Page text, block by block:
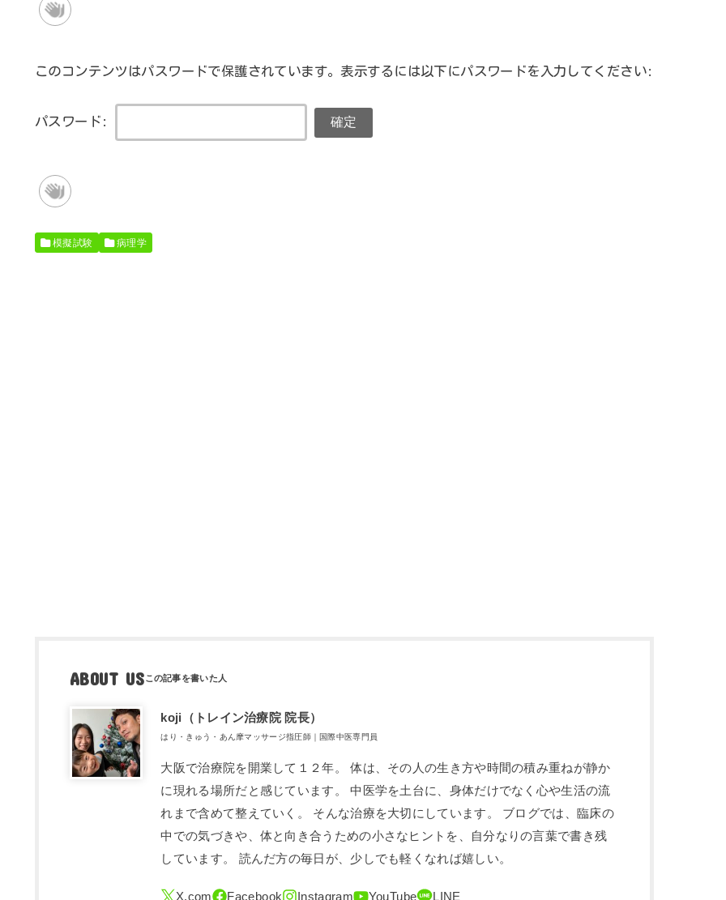
このコンテンツはパスワードで保護されています。表示するには以下にパスワードを入力してください:
パスワード:
模擬試験 病理学
ABOUT US
koji（トレ​イン治療院 院長）
はり・きゅう・あん摩マッサージ指圧師｜国際中医専門員
大阪で治療院を開業して１２年。 体は、その人の生き方や時間の積み重ねが静か
に現れる場所だと感じています。 中医学を土台に、身体だけでなく心や生活の流
れまで含めて整えていく。 そんな治療を大切にしています。 ブログでは、臨床の
中での気づきや、体と向き合うための小さなヒントを、自分なりの言葉で書き残
しています。 読んだ方の毎日が、少しでも軽くなれば嬉しい。